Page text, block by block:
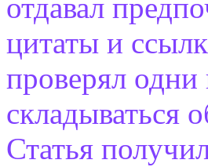
отдавал
цитаты и
проверял
складываться
Статья